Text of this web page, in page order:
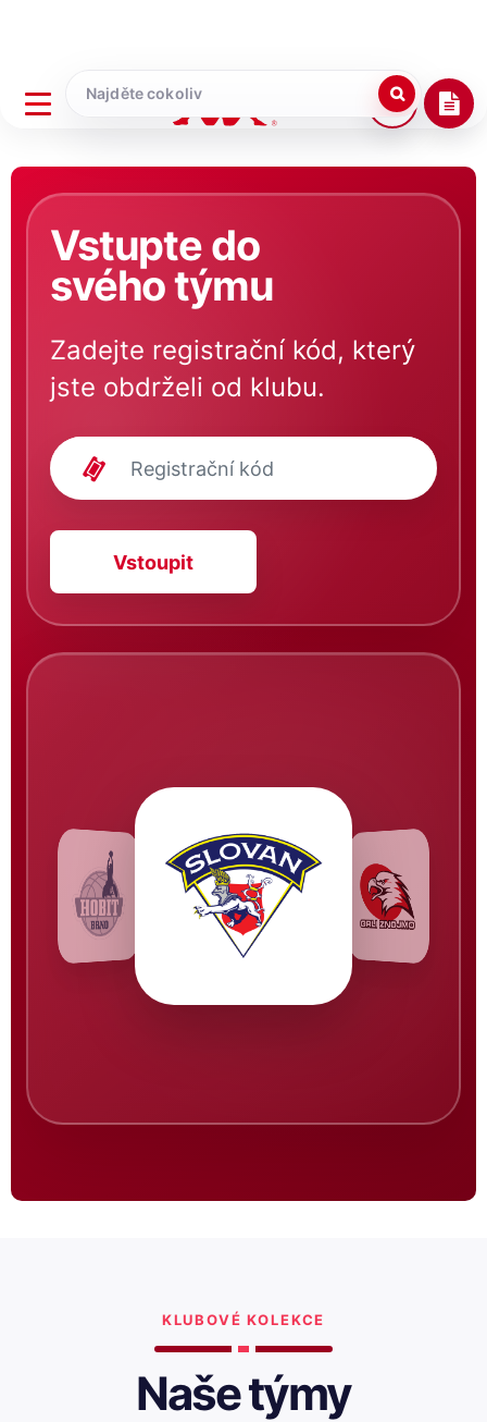
Vstupte do
svého týmu
Zadejte registrační kód, který
jste obdrželi od klubu.
Vstoupit
KLUBOVÉ KOLEKCE
Naše týmy